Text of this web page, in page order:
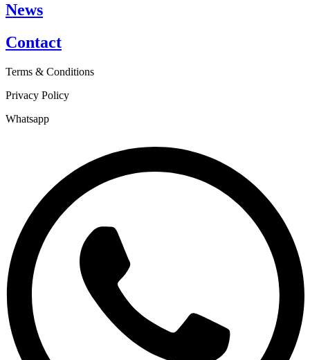
News
Contact
Terms & Conditions
Privacy Policy
Whatsapp